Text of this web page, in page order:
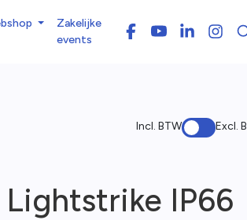
Zakelijke
events
FacebookYouTubeLinkedIn
Incl. BTW Excl.
IP66